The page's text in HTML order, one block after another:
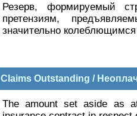
Резерв, формируемый
претензиям,
значительно
Claims Outstanding /
The amount set aside as